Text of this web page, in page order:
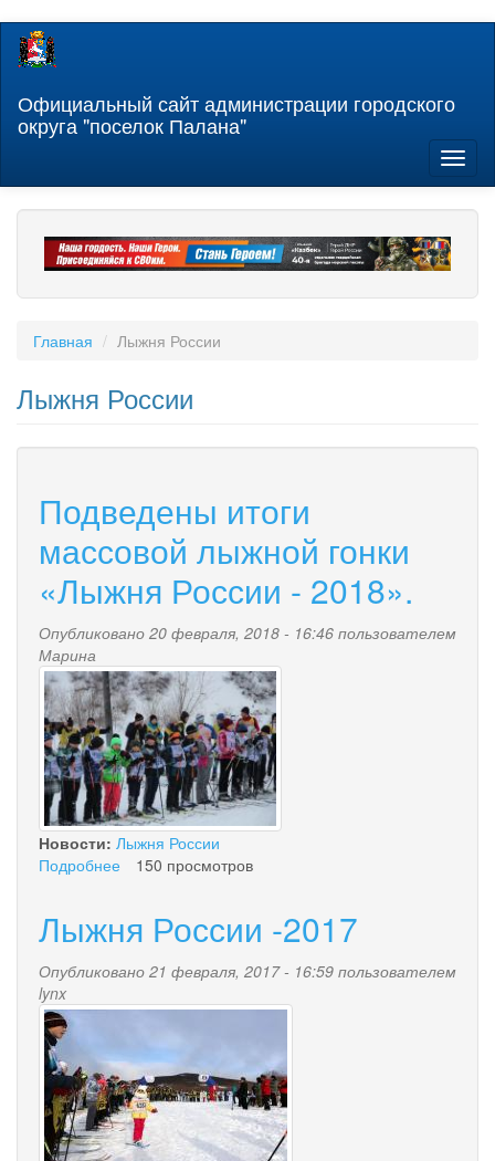
Перейти
содержанию
Официальный сайт администрации городского
округа "поселок Палана"
Главная Лыжня России
Лыжня России
Подведены итоги
массовой лыжной гонки
«Лыжня России - 2018».
Опубликовано 20 февраля, 2018 - 16:46 пользователем
Марина
img_6517.jpg
Новости: Лыжня России
Подробнее
массовой
гонки
2018».
150 просмотров
Лыжня России -2017
Опубликовано 21 февраля, 2017 - 16:59 пользователем
lynx
img_0110.jpg